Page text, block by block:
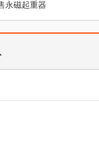
永磁起重器